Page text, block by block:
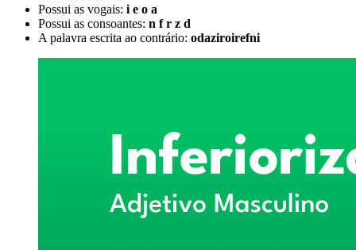
Possui as vogais: i e o a
Possui as consoantes: n f r z d
A palavra escrita ao contrário: odaziroirefni